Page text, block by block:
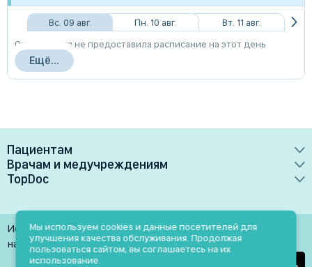
Вс. 09 авг. Пн. 10 авг.
Вт. 11 авг.
Организация не предоставила расписание на этот день
Ещё...
Пациентам
Врачи
Клиники
Лаборатории
Услуги
Врачам и медучреждениям
Преимущества
Медучреждениям
Врачам
TopDoc
Контакты
Помощь
Использование материалов разрешено только при
наличии активной ссылки на источник
Мы используем cookies и данные посетителей для
улучшения качества обслуживания. Продолжая
пользоваться сайтом, вы соглашаетесь на их
использование.